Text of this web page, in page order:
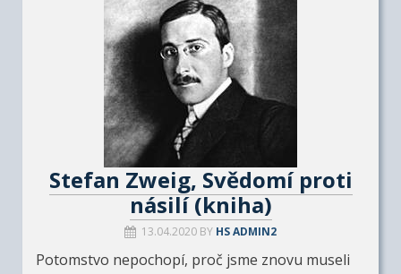
Stefan Zweig, Svědomí proti
násilí (kniha)
13.04.2020 BY HS ADMIN2
Potomstvo nepochopí, proč jsme znovu museli